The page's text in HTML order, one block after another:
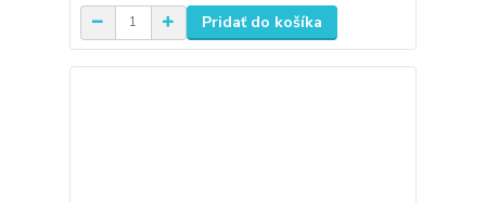
Pridať do košíka